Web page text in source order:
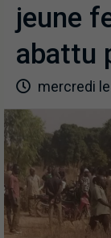
jeune
abattu
mercredi